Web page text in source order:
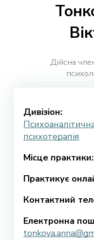
Дійсна
Дивізіон:
психотерапія
Місце практики:
Практикує
Контактний
Електронна